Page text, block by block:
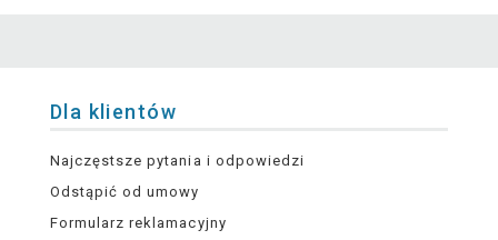
Dla klientów
Najczęstsze pytania i odpowiedzi
Odstąpić od umowy
Formularz reklamacyjny